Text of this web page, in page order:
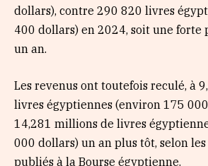
dollars), contre 290 820 livres
400 dollars) en 2024, soit une forte
un an.
Les revenus ont toutefois reculé, à
livres égyptiennes (environ 175
14,281 millions de livres
000 dollars) un an plus tôt, selon
publiés à la Bourse égyptienne.